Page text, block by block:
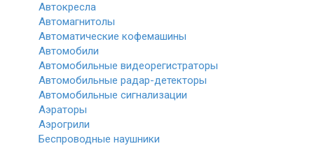
Автокресла
Автомагнитолы
Автоматические кофемашины
Автомобили
Автомобильные видеорегистраторы
Автомобильные радар-детекторы
Автомобильные сигнализации
Аэраторы
Аэрогрили
Беспроводные наушники